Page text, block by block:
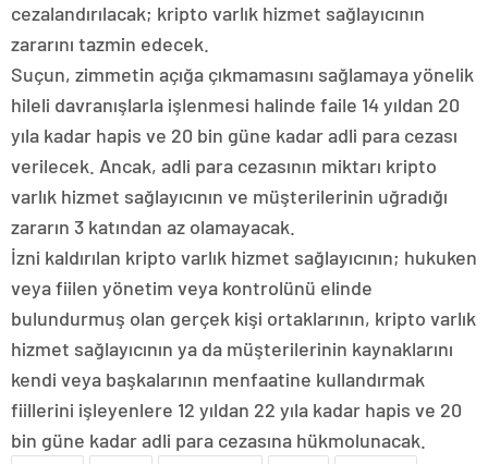
cezalandırılacak; kripto varlık hizmet sağlayıcının
zararını tazmin edecek.
Suçun, zimmetin açığa çıkmamasını sağlamaya yönelik
hileli davranışlarla işlenmesi halinde faile 14 yıldan 20
yıla kadar hapis ve 20 bin güne kadar adli para cezası
verilecek. Ancak, adli para cezasının miktarı kripto
varlık hizmet sağlayıcının ve müşterilerinin uğradığı
zararın 3 katından az olamayacak.
İzni kaldırılan kripto varlık hizmet sağlayıcının; hukuken
veya fiilen yönetim veya kontrolünü elinde
bulundurmuş olan gerçek kişi ortaklarının, kripto varlık
hizmet sağlayıcının ya da müşterilerinin kaynaklarını
kendi veya başkalarının menfaatine kullandırmak
fiillerini işleyenlere 12 yıldan 22 yıla kadar hapis ve 20
bin güne kadar adli para cezasına hükmolunacak.